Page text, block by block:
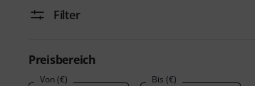
Filter
Preisbereich
Von (€) Bis (€)